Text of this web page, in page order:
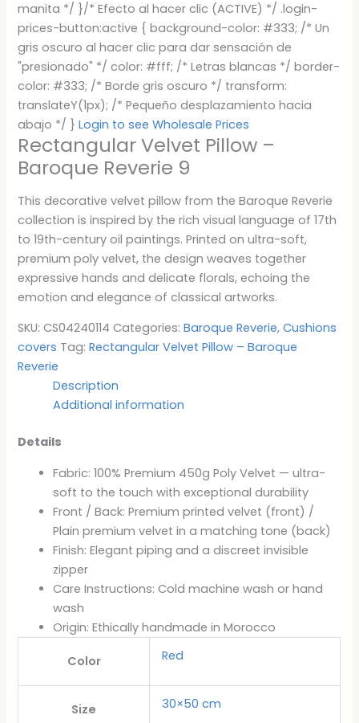
manita */ }/* Efecto al hacer clic (ACTIVE) */ .login-
prices-button:active { background-color: #333; /* Un
gris oscuro al hacer clic para dar sensación de
"presionado" */ color: #fff; /* Letras blancas */ border-
color: #333; /* Borde gris oscuro */ transform:
translateY(1px); /* Pequeño desplazamiento hacia
abajo */ }Login to see Wholesale Prices
Rectangular Velvet Pillow –
Baroque Reverie 9
This decorative velvet pillow from the Baroque Reverie
collection is inspired by the rich visual language of 17th
to 19th-century oil paintings. Printed on ultra-soft,
premium poly velvet, the design weaves together
expressive hands and delicate florals, echoing the
emotion and elegance of classical artworks.
SKU:CS04240114 Categories:Baroque Reverie,Cushions
covers Tag:Rectangular Velvet Pillow – Baroque
Reverie
Description
Additional information
Details
Fabric: 100% Premium 450g Poly Velvet — ultra-
soft to the touch with exceptional durability
Front / Back: Premium printed velvet (front) /
Plain premium velvet in a matching tone (back)
Finish: Elegant piping and a discreet invisible
zipper
Care Instructions: Cold machine wash or hand
wash
Origin: Ethically handmade in Morocco
Color Red
Size 30×50 cm